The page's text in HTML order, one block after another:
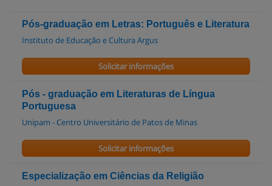
Pós-graduação em Letras: Português e Literatura
Instituto de Educação e Cultura Argus
Solicitar informações
Pós - graduação em Literaturas de Língua
Portuguesa
Unipam - Centro Universitário de Patos de Minas
Solicitar informações
Especialização em Ciências da Religião